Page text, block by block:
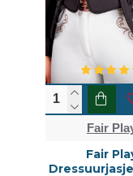
Fair
Fair